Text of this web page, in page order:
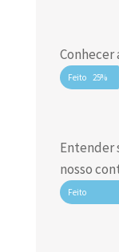
Conhecer
Feito 25%
Entender
nosso
Feito